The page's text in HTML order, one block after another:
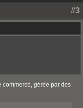
#3
commerce, gérée par des